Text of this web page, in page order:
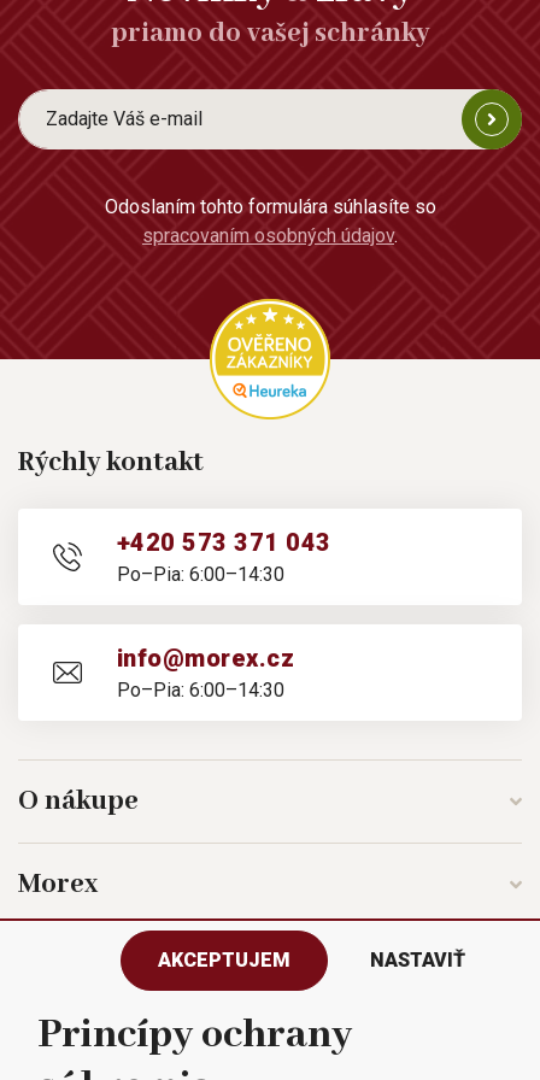
priamo do vašej schránky
Odoslaním tohto formulára súhlasíte so
spracovaním osobných údajov.
Rýchly kontakt
+420 573 371 043
Po–Pia: 6:00–14:30
info@morex.cz
Po–Pia: 6:00–14:30
O nákupe
Morex
Sledujte nás
AKCEPTUJEM NASTAVIŤ
Princípy ochrany